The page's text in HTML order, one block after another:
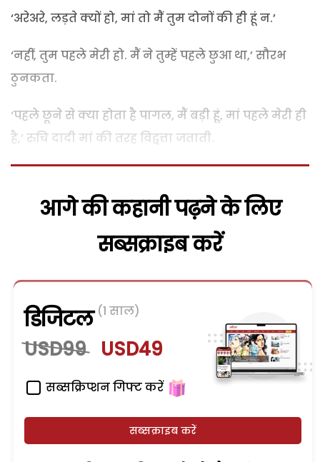
‘अरेअरे, लड़ते क्यों हो, मां तो मैं तुम दोनों की ही हूं न.’
‘नहीं, तुम पहले मेरी हो. मैं ने तुम्हें पहले छुआ था,’ सौरभ
ठुनकता.
‘पहले छूने से क्या होता है पागल, मैं बड़ी हूं, मां पहले मेरी ही
है,’ रुचि दादी मां की तरह विद्वत्ता जताती.
आगे की कहानी पढ़ने के लिए
सब्सक्राइब करें
डिजिटल (1 साल)
USD99 USD49
सब्सक्रिप्शन गिफ्ट करें
सब्सक्राइब करें